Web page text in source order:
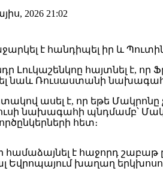
2026 21:02
Լուկաշենկոը հայտնել է,
նաև Ռուսաստանի
ասել է, որ եթե
նախագահի պնդմամբ՝
հետ։
համաձայնել է հաջորդ
Եվրոպայում խաղաղ